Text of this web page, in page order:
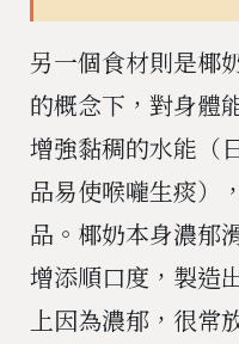
另一個食材則是椰
的概念下，對身體
增強黏稠的水能（
品易使喉嚨生痰）
品。椰奶本身濃郁
增添順口度，製造
上因為濃郁，很常